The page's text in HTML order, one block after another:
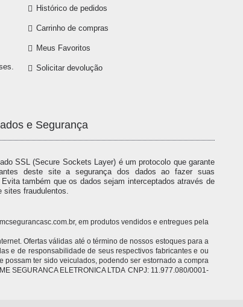
Histórico de pedidos
Carrinho de compras
Meus Favoritos
Solicitar devolução
e Segurança
SSL (Secure Sockets Layer) é um protocolo que garante
deste site a segurança dos dados ao fazer suas
também que os dados sejam interceptados através de
sites fraudulentos.
em produtos vendidos e entregues pela
Ofertas válidas até o término de nossos estoques para a
e de responsabilidade de seus respectivos fabricantes e ou
possam ter sido veiculados, podendo ser estornado a compra
SEGURANCA ELETRONICA LTDA CNPJ: 11.977.080/0001-